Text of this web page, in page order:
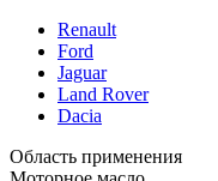
Renault
Ford
Jaguar
Land Rover
Dacia
Область применения